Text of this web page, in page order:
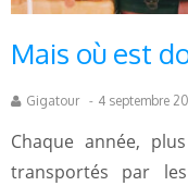
Mais où est
Gigatour - 4 septembre
Chaque année,
transportés par